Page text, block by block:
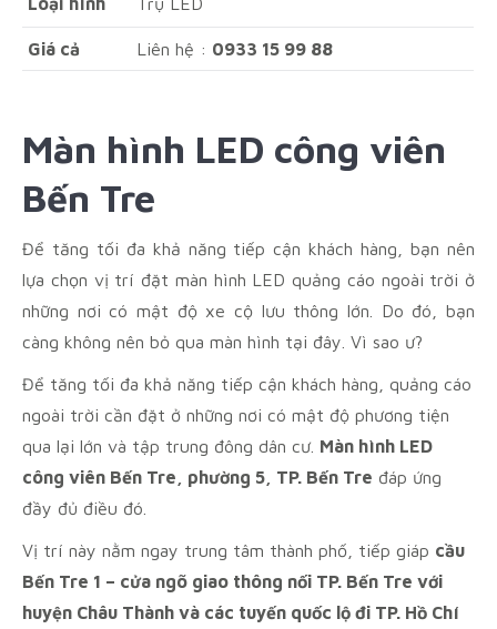
Giá cả Liên hệ : 0933 15 99 88
Màn hình LED công viên
Bến Tre
Để tăng tối đa khả năng tiếp cận khách hàng, bạn nên
lựa chọn vị trí đặt màn hình LED quảng cáo ngoài trời ở
những nơi có mật độ xe cộ lưu thông lớn. Do đó, bạn
càng không nên bỏ qua màn hình tại đây. Vì sao ư?
Để tăng tối đa khả năng tiếp cận khách hàng, quảng cáo
ngoài trời cần đặt ở những nơi có mật độ phương tiện
qua lại lớn và tập trung đông dân cư. Màn hình LED
công viên Bến Tre, phường 5, TP. Bến Tre đáp ứng
đầy đủ điều đó.
Vị trí này nằm ngay trung tâm thành phố, tiếp giáp cầu
Bến Tre 1 – cửa ngõ giao thông nối TP. Bến Tre với
huyện Châu Thành và các tuyến quốc lộ đi TP. Hồ Chí